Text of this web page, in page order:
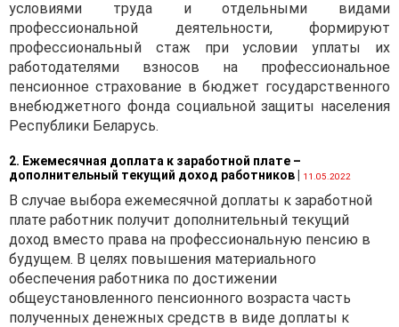
условиями труда и отдельными видами
профессиональной деятельности, формируют
профессиональный стаж при условии уплаты их
работодателями взносов на профессиональное
пенсионное страхование в бюджет государственного
внебюджетного фонда социальной защиты населения
Республики Беларусь.
2. Ежемесячная доплата к заработной плате –
дополнительный текущий доход работников| 11.05.2022
В случае выбора ежемесячной доплаты к заработной
плате работник получит дополнительный текущий
доход вместо права на профессиональную пенсию в
будущем. В целях повышения материального
обеспечения работника по достижении
общеустановленного пенсионного возраста часть
полученных денежных средств в виде доплаты к